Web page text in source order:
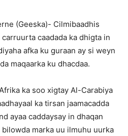
(Geeska)- Cilmibaadhis
caadada ka dhigta in
afka ku guraan ay si weyn
maqaarka ku dhacdaa.
ka soo xigtay Al-Carabiya
ka tirsan jaamacadda
ayaa caddaysay in dhaqan
marka uu ilmuhu uurka